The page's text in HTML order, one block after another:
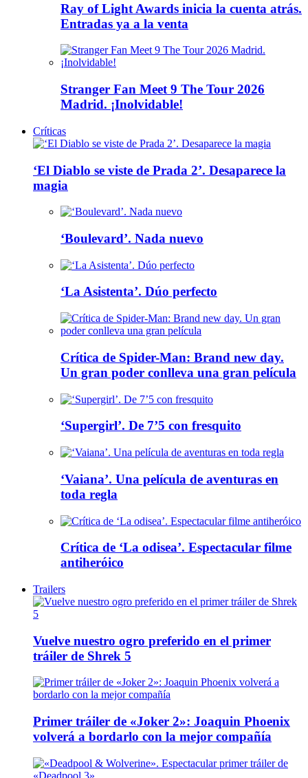
Ray of Light Awards inicia la cuenta atrás.
Entradas ya a la venta
Stranger Fan Meet 9 The Tour 2026
Madrid. ¡Inolvidable!
Críticas
‘El Diablo se viste de Prada 2’. Desaparece la
magia
‘Boulevard’. Nada nuevo
‘La Asistenta’. Dúo perfecto
Crítica de Spider-Man: Brand new day.
Un gran poder conlleva una gran película
‘Supergirl’. De 7’5 con fresquito
‘Vaiana’. Una película de aventuras en
toda regla
Crítica de ‘La odisea’. Espectacular filme
antiheróico
Trailers
Vuelve nuestro ogro preferido en el primer
tráiler de Shrek 5
Primer tráiler de «Joker 2»: Joaquin Phoenix
volverá a bordarlo con la mejor compañía